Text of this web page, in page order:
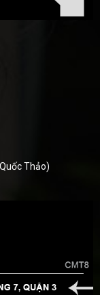
Thảo)